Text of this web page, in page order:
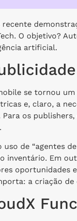
O objetivo?
artificial.
se tornou
e, claro, a
os publishers,
de “agentes
inventário. Em
oportunidades
a criação de